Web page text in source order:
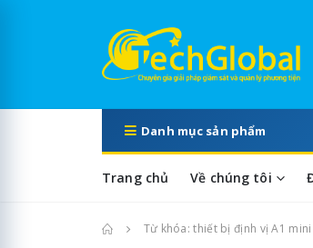
Danh mục sản phẩm
Trang chủ Về chúng tôi
Trang chủTừ khóa: thiết bị định vị A1 mini